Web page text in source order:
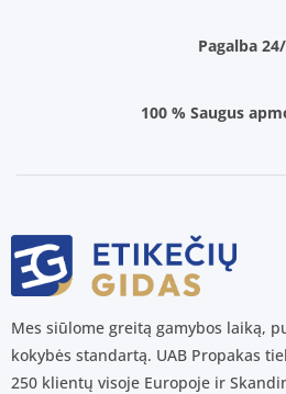
Pagalba
100 % Saugus
Mes siūlome greitą gamybos laiką,
kokybės standartą. UAB Propakas
250 klientų visoje Europoje ir